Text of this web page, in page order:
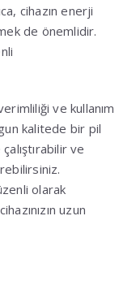
cihazın enerji
de önemlidir.
ve kullanım
kalitede bir pil
ve
olarak
uzun